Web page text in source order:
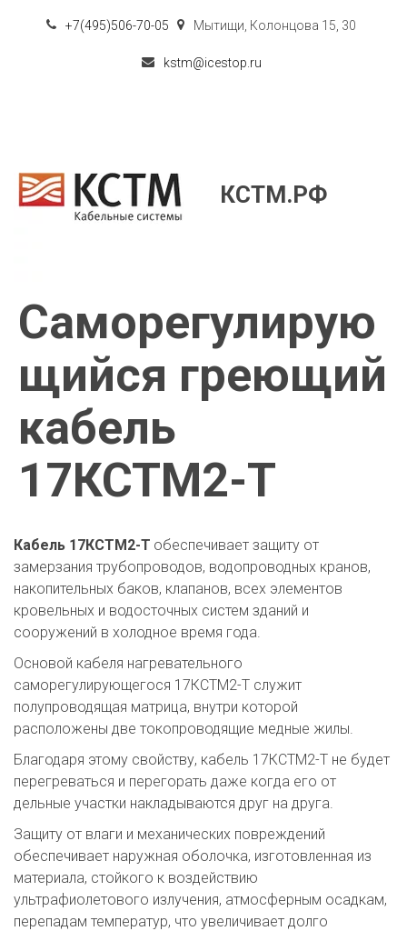
+7(495)506-70-05 Мытищи Колонцова 15 30
kstm@icestop.ru
КСТМ.РФ
Саморегулирую
щийся греющий
кабель
17КСТМ2-Т
Кабель 17КСТМ2-Т обеспечивает защиту от
замерзания трубопроводов, водопроводных кранов,
накопительных баков, клапанов, всех элементов
кровельных и водосточных систем зданий и
сооружений в холодное время года.
Основой кабеля нагревательного
саморегулирующегося 17КСТМ2-Т служит
полупроводящая матрица, внутри которой
расположены две токопроводящие медные жилы.
Благодаря этому свойству, кабель 17КСТМ2-Т не будет
перегреваться и перегорать даже когда его от
дельные участки накладываются друг на друга.
Защиту от влаги и механических повреждений
обеспечивает наружная оболочка, изготовленная из
материала, стойкого к воздействию
ультрафиолетового излучения, атмосферным осадкам,
перепадам температур, что увеличивает долго